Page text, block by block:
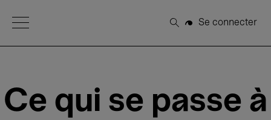
Open Menu
Rechercher
Se connecter
Ce qui se passe à